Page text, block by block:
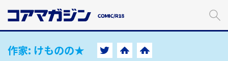
作家: けものの★